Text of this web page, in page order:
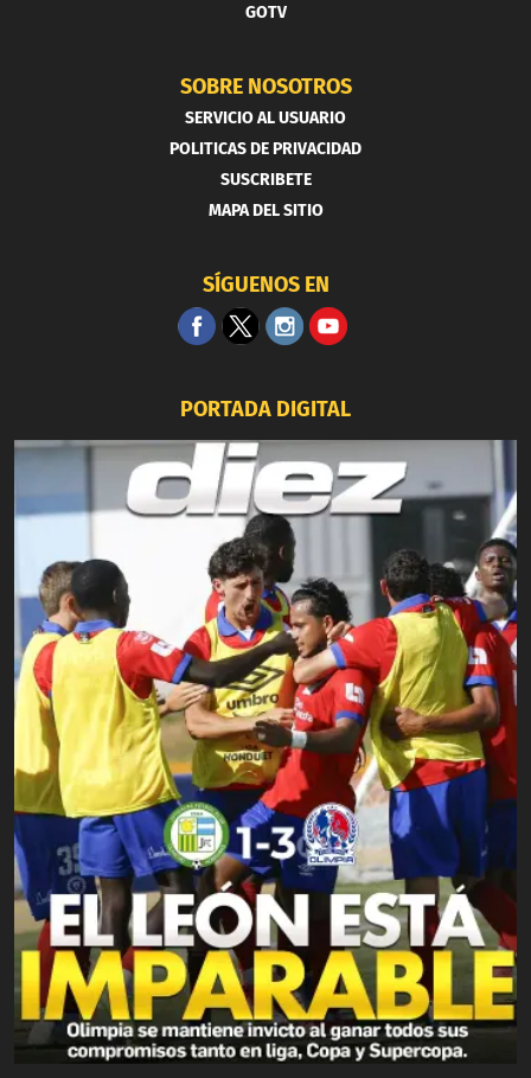
GOTV
SOBRE NOSOTROS
SERVICIO AL USUARIO
POLITICAS DE PRIVACIDAD
SUSCRIBETE
MAPA DEL SITIO
SÍGUENOS EN
PORTADA DIGITAL